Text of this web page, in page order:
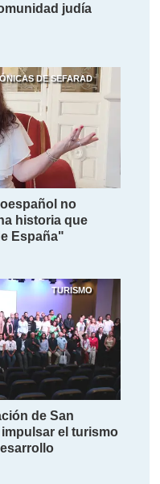
judía
DE SEFARAD
no
historia que
España"
TURISMO
de San
el turismo